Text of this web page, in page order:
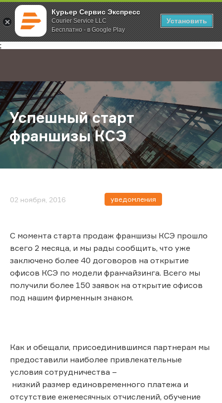
Курьер Сервис Экспресс
Courier Service LLC
Бесплатно - в Google Play
Установить
;
Главная О компании Новости Успешный старт франшизы КСЭ
Успешный старт
франшизы КСЭ
02 ноября, 2016 уведомления
С момента старта продаж франшизы КСЭ прошло
всего 2 месяца, и мы рады сообщить, что уже
заключено более 40 договоров на открытие
офисов КСЭ по модели франчайзинга. Всего мы
получили более 150 заявок на открытие офисов
под нашим фирменным знаком.
Как и обещали, присоединившимся партнерам мы
предоставили наиболее привлекательные
условия сотрудничества –
низкий размер единовременного платежа и
отсутствие ежемесячных отчислений, обучение